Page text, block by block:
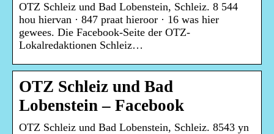
OTZ Schleiz und Bad Lobenstein, Schleiz. 8 544
hou hiervan · 847 praat hieroor · 16 was hier
gewees. Die Facebook-Seite der OTZ-
Lokalredaktionen Schleiz…
OTZ Schleiz und Bad
Lobenstein – Facebook
OTZ Schleiz und Bad Lobenstein, Schleiz. 8543 yn